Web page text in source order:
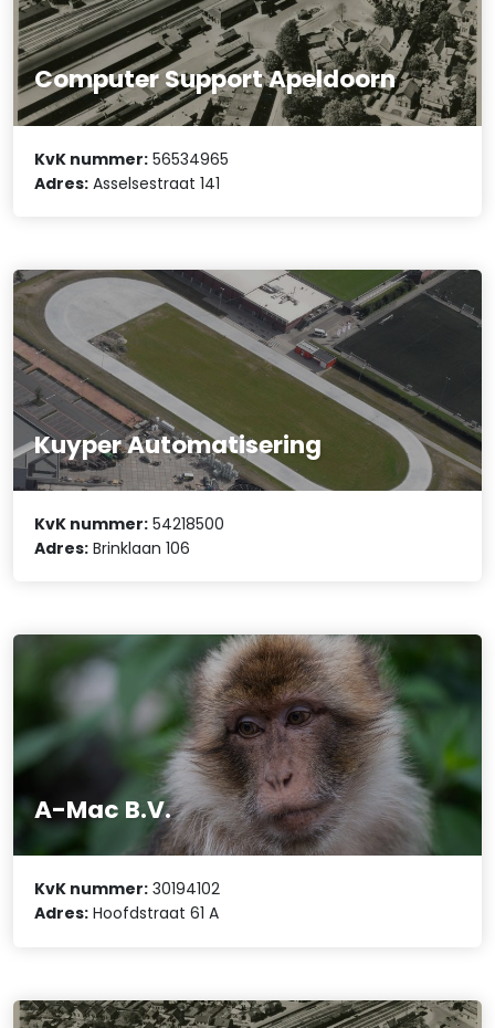
Computer Support Apeldoorn
KvK nummer: 56534965
Adres: Asselsestraat 141
Kuyper Automatisering
KvK nummer: 54218500
Adres: Brinklaan 106
A-Mac B.V.
KvK nummer: 30194102
Adres: Hoofdstraat 61 A